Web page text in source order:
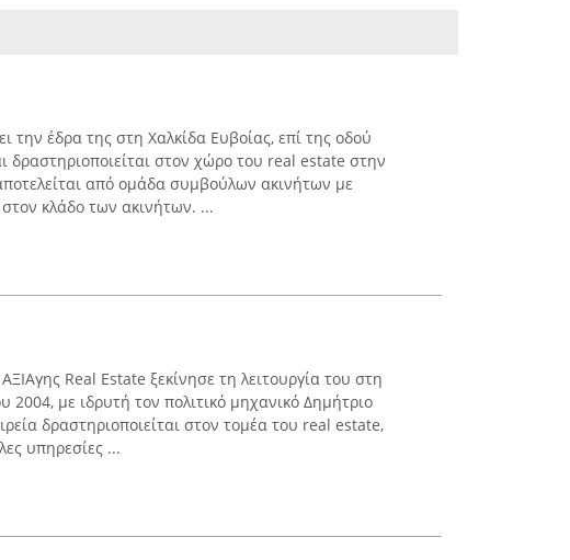
την έδρα της στη Χαλκίδα Ευβοίας, επί της οδού
δραστηριοποιείται στον χώρο του real estate στην
από ομάδα συμβούλων ακινήτων με
κλάδο των ακινήτων. ...
Real Estate ξεκίνησε τη λειτουργία του στη
2004, με ιδρυτή τον πολιτικό μηχανικό Δημήτριο
δραστηριοποιείται στον τομέα του real estate,
υπηρεσίες ...